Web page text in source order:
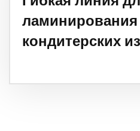
ламинирования
кондитерских